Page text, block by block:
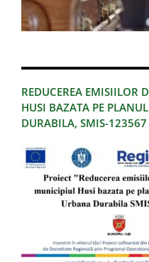
REDUCEREA EMISIILOR
HUSI BAZATA PE
DURABILA, SMIS-123567